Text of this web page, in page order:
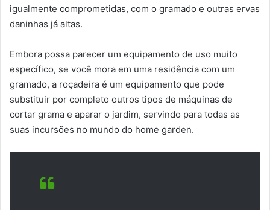
igualmente comprometidas, com o gramado e outras ervas
daninhas já altas.
Embora possa parecer um equipamento de uso muito
específico, se você mora em uma residência com um
gramado, a roçadeira é um equipamento que pode
substituir por completo outros tipos de máquinas de
cortar grama e aparar o jardim, servindo para todas as
suas incursões no mundo do home garden.